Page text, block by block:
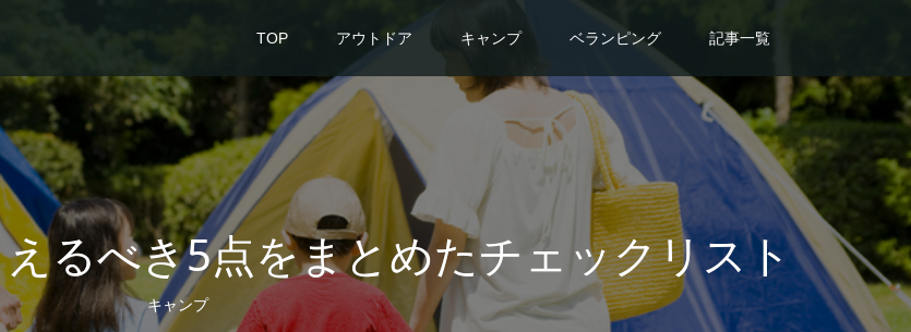
TOP アウトドア キャンプ ベランピング 記事一覧
るべき5点をまとめたチェックリスト
キャンプ